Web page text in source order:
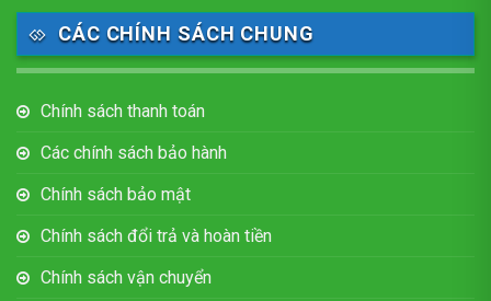
CÁC CHÍNH SÁCH CHUNG
Chính sách thanh toán
Các chính sách bảo hành
Chính sách bảo mật
Chính sách đổi trả và hoàn tiền
Chính sách vận chuyển